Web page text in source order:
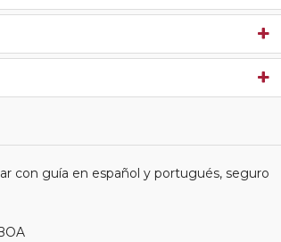
con guía en español y portugués, seguro